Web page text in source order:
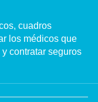
cuadros
los médicos que
contratar seguros